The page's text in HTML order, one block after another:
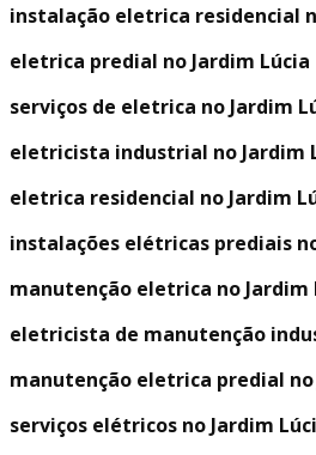
instalação eletrica residencial
eletrica predial no Jardim Lúcia
serviços de eletrica no Jardim
eletricista industrial no Jardim
eletrica residencial no Jardim
instalações elétricas prediais
manutenção eletrica no Jardim
eletricista de manutenção
manutenção eletrica predial no
serviços elétricos no Jardim